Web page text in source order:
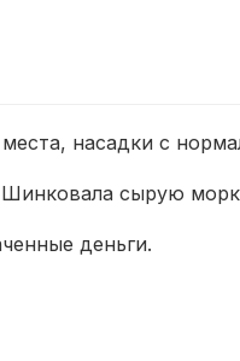
насадки с
сырую
деньги.